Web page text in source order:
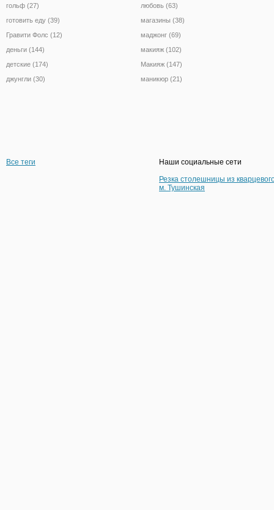
гольф (27)
готовить еду (39)
Гравити Фолс (12)
деньги (144)
детские (174)
джунгли (30)
любовь (63)
магазины (38)
маджонг (69)
макияж (102)
Макияж (147)
маникюр (21)
Все теги
Наши социальные сети
Резка столешницы из
м. Тушинская